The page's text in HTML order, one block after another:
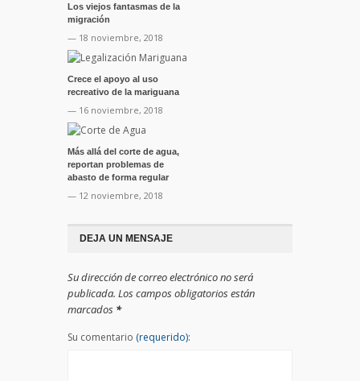
Los viejos fantasmas de la
migración
— 18 noviembre, 2018
Crece el apoyo al uso
recreativo de la mariguana
— 16 noviembre, 2018
Más allá del corte de agua,
reportan problemas de
abasto de forma regular
— 12 noviembre, 2018
DEJA UN MENSAJE
Su dirección de correo electrónico no será
publicada. Los campos obligatorios están
marcados *
Su comentario (requerido):